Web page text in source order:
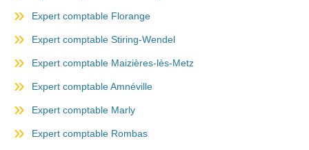
Expert comptable Florange
Expert comptable Stiring-Wendel
Expert comptable Maizières-lès-Metz
Expert comptable Amnéville
Expert comptable Marly
Expert comptable Rombas